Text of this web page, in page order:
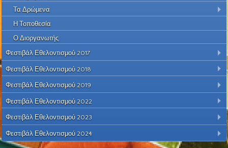
Τα Δρώμενα
Η Τοποθεσία
Ο Διοργανωτής
Φεστιβάλ Εθελοντισμού 2017
Φεστιβάλ Εθελοντισμού 2018
Φεστιβάλ Εθελοντισμού 2019
Φεστιβάλ Εθελοντισμού 2022
Φεστιβάλ Εθελοντισμού 2023
Φεστιβάλ Εθελοντισμού 2024